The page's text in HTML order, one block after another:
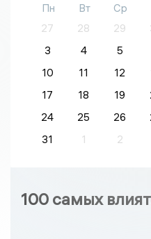
Пн Вт Ср
27
28 29
3
4 5
10
11 12
17
18 19
24
25 26
31
1 2
100 самых